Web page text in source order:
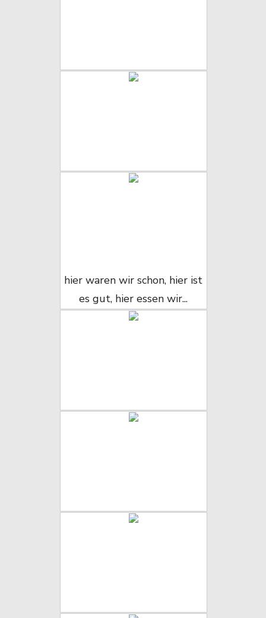
hier waren wir schon, hier ist
es gut, hier essen wir...